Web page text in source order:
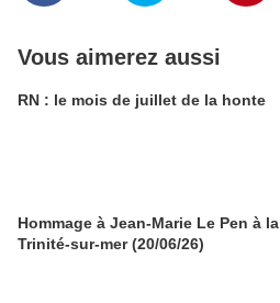
Vous aimerez aussi
RN : le mois de juillet de la honte
Hommage à Jean-Marie Le Pen à la
Trinité-sur-mer (20/06/26)